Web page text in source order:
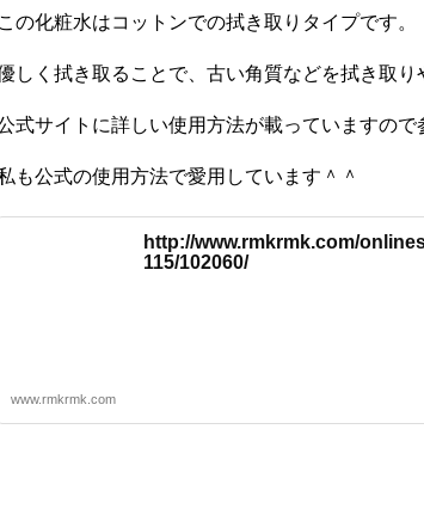
この化粧水はコットンでの拭き取りタイプです。
しく拭き取ることで、古い角質などを拭き取り
式サイトに詳しい使用方法が載っていますので
も公式の使用方法で愛用しています＾＾
http://www.rmkrmk.com/
115/102060/
www.rmkrmk.com